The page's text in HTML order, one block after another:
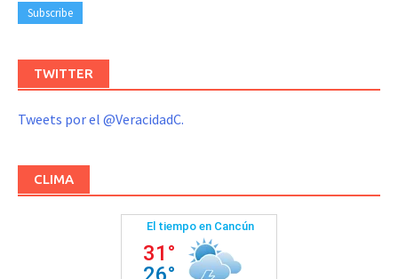
TWITTER
Tweets por el @VeracidadC.
CLIMA